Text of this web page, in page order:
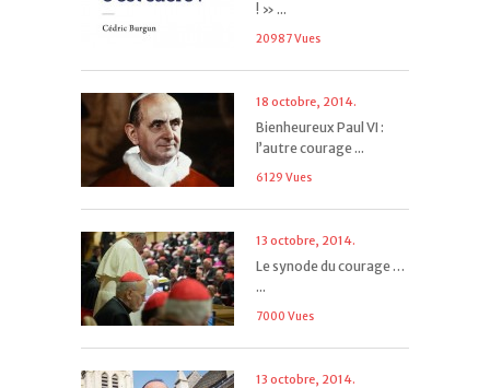
! » ...
20987 Vues
18 octobre, 2014.
Bienheureux Paul VI :
l’autre courage ...
6129 Vues
13 octobre, 2014.
Le synode du courage …
...
7000 Vues
13 octobre, 2014.